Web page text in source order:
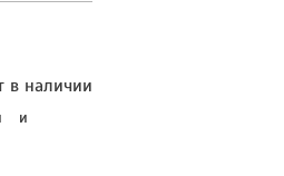
в наличии
и